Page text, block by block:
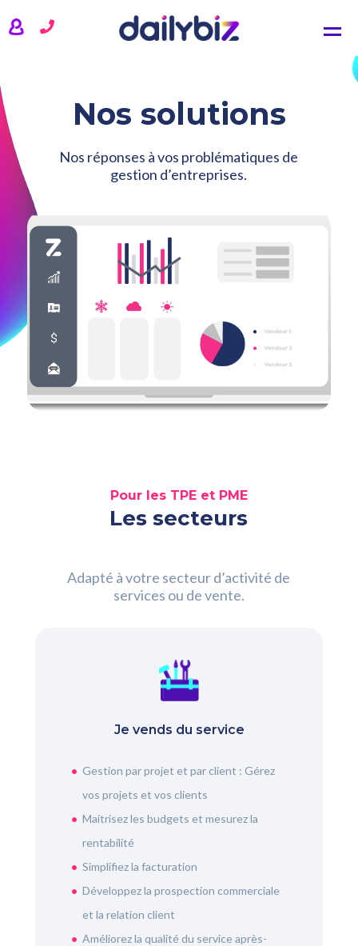
CRM
Gestion de projets
TARIFS
ACTUALITÉS
SE CONNECTER
CONTACTEZ-NOUS
0800 00 19 44
Nos solutions
Nos réponses à vos problématiques de
gestion d’entreprises.
Pour les TPE et PME
Les secteurs
Adapté à votre secteur d’activité de
services ou de vente.
Je vends du service
Gestion par projet et par client : Gérez
vos projets et vos clients
Maitrisez les budgets et mesurez la
rentabilité
Simplifiez la facturation
Développez la prospection commerciale
et la relation client
Améliorez la qualité du service après-